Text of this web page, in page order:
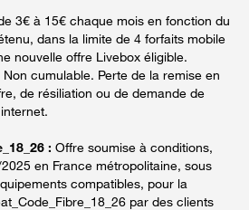
3€ à 15€ chaque mois en fonction du
dans la limite de 4 forfaits mobile
nouvelle offre Livebox éligible.
cumulable. Perte de la remise en
de résiliation ou de demande de
: Offre soumise à conditions,
en France métropolitaine, sous
compatibles, pour la
par des clients